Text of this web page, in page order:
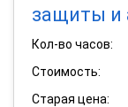
защиты и
Кол-во часов:
Стоимость:
Старая цена: